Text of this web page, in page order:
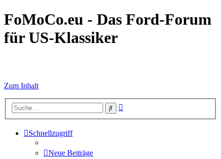
FoMoCo.eu - Das Ford-Forum
für US-Klassiker
Zum Inhalt
Suche
Schnellzugriff
Neue Beiträge